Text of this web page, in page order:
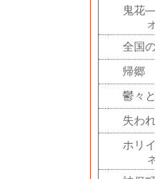
鬼花
全国
帰郷
鬱々
失わ
ホリ